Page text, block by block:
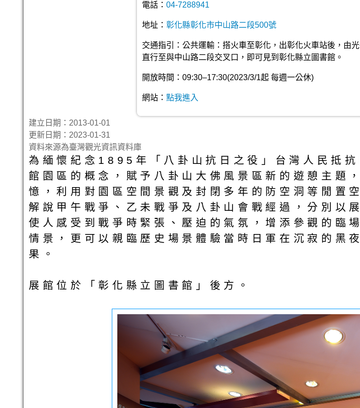
電話： 04-7288941
地址： 彰化縣彰化市中山路二段500號
交通指引：公共運輸：搭火車至彰化，出彰化火車站後，由
直行至與中山路二段交叉口，即可見到彰化縣立圖書館。
開放時間：09:30–17:30(2023/3/1起 每週一公休)
網站： 點我進入
建立日期：2013-01-01
更新日期：2023-01-31
資料來源為臺灣觀光資訊資料庫
為緬懷紀念1895年「八卦山抗日之役」台灣人民抵
館園區的概念，賦予八卦山大佛風景區新的遊憩主題
憶，利用對園區空間景觀及封閉多年的防空洞等閒置
解說甲午戰爭、乙未戰爭及八卦山會戰經過，分別以
使人感受到戰爭時緊張、壓迫的氣氛，增添參觀的臨
情景，更可以親臨歷史場景體驗當時日軍在沉寂的黑
果。
展館位於「彰化縣立圖書館」後方。